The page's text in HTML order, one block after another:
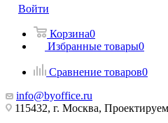
Войти
Корзина0
Избранные товары0
Сравнение товаров0
info@byoffice.ru
115432, г. Москва,